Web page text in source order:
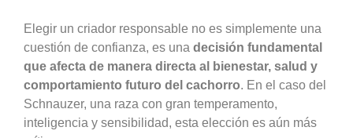
Elegir un criador responsable no es simplemente una
cuestión de confianza, es una decisión fundamental
que afecta de manera directa al bienestar, salud y
comportamiento futuro del cachorro. En el caso del
Schnauzer, una raza con gran temperamento,
inteligencia y sensibilidad, esta elección es aún más